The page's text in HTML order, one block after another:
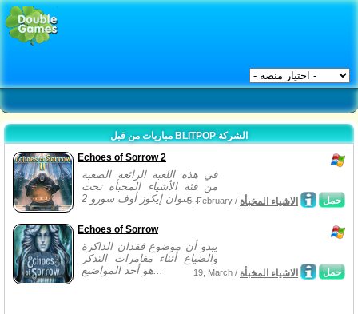
مباريات من قبل BLITPOP الشركة
Echoes of Sorrow 2
في هذه اللعبة الرائعة الصعبة
من فئة الأشياء المخبأة تحت
عنوان إيكوز أوف سورو 2...
حمل 5, February / الاشياء المخبأة
Echoes of Sorrow
يبدو أن موضوع فقدان الذاكرة
والضياع أئناء مغامرات التذكر
هو أحد المواضيع...
حمل 19, March / الاشياء المخبأة